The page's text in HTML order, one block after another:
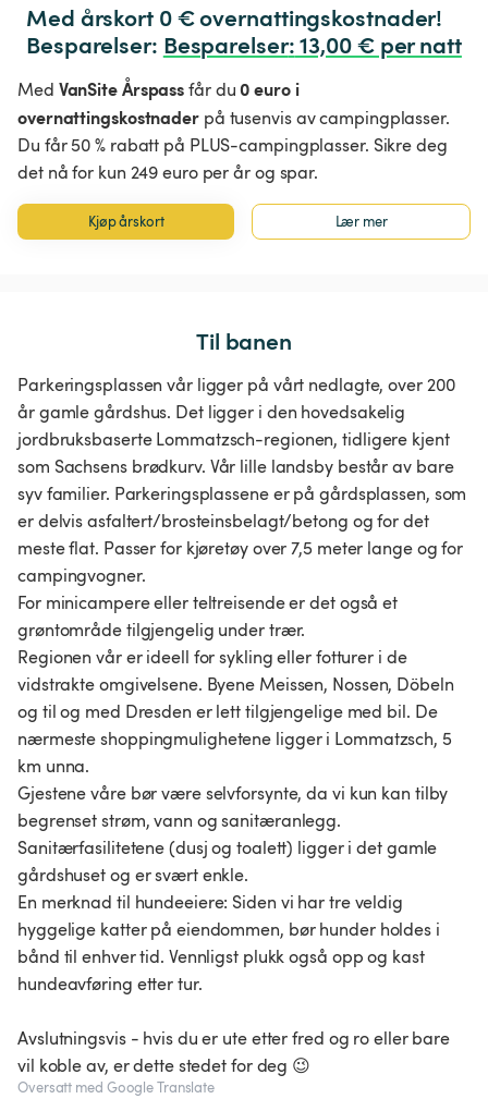
Med årskort 0 € overnattingskostnader!
Besparelser: Besparelser: 13,00 € per natt
Med VanSite Årspassfår du0 euro i
overnattingskostnaderpå tusenvis av campingplasser.
Du får 50 % rabatt på PLUS-campingplasser. Sikre deg
det nå for kun 249 euro per år og spar.
Kjøp årskort Lær mer
Til banen
Parkeringsplassen vår ligger på vårt nedlagte, over 200
år gamle gårdshus. Det ligger i den hovedsakelig
jordbruksbaserte Lommatzsch-regionen, tidligere kjent
som Sachsens brødkurv. Vår lille landsby består av bare
syv familier. Parkeringsplassene er på gårdsplassen, som
er delvis asfaltert/brosteinsbelagt/betong og for det
meste flat. Passer for kjøretøy over 7,5 meter lange og for
campingvogner.
For minicampere eller teltreisende er det også et
grøntområde tilgjengelig under trær.
Regionen vår er ideell for sykling eller fotturer i de
vidstrakte omgivelsene. Byene Meissen, Nossen, Döbeln
og til og med Dresden er lett tilgjengelige med bil. De
nærmeste shoppingmulighetene ligger i Lommatzsch, 5
km unna.
Gjestene våre bør være selvforsynte, da vi kun kan tilby
begrenset strøm, vann og sanitæranlegg.
Sanitærfasilitetene (dusj og toalett) ligger i det gamle
gårdshuset og er svært enkle.
En merknad til hundeeiere: Siden vi har tre veldig
hyggelige katter på eiendommen, bør hunder holdes i
bånd til enhver tid. Vennligst plukk også opp og kast
hundeavføring etter tur.
Avslutningsvis - hvis du er ute etter fred og ro eller bare
vil koble av, er dette stedet for deg 😉
Oversatt med Google Translate